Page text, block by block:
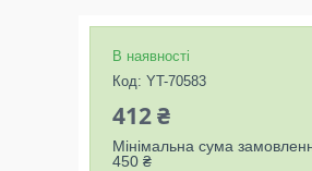
В наявності
Код: YT-70583
412 ₴
Мінімальна сума
450 ₴